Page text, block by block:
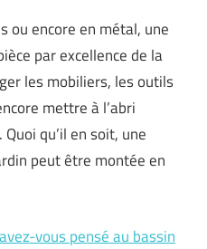
ou encore en métal, une
par excellence de la
les mobiliers, les outils
mettre à l’abri
qu’il en soit, une
peut être montée en
vous pensé au bassin